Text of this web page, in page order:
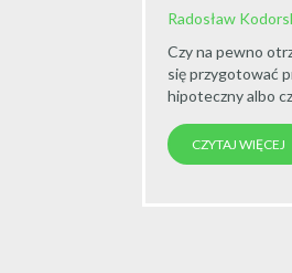
Radosław
Czy na pewno
się przygotować
hipoteczny albo
CZYTAJ WIĘCEJ